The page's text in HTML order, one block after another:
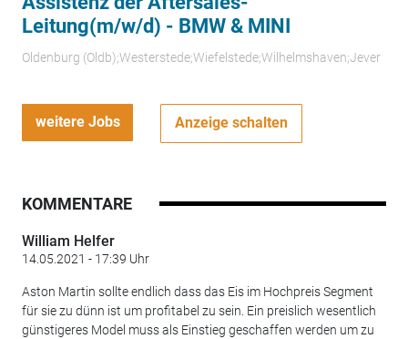
Leitung(m/w/d) - BMW & MINI
Oldenburg (Oldb);Westerstede;Wiefelstede;Wilhelmshaven;Jever
weitere Jobs Anzeige schalten
KOMMENTARE
William Helfer
14.05.2021 - 17:39 Uhr
Aston Martin sollte endlich dass das Eis im Hochpreis Segment
für sie zu dünn ist um profitabel zu sein. Ein preislich wesentlich
günstigeres Model muss als Einstieg geschaffen werden um zu